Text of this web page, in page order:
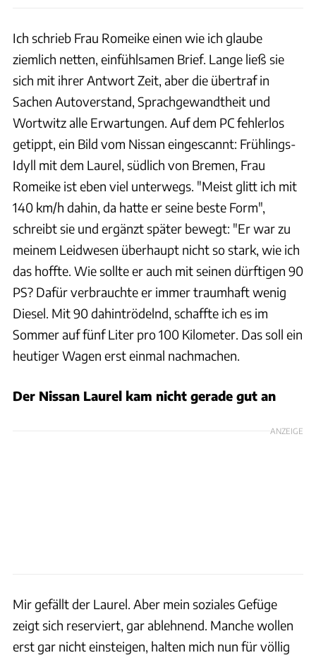
Ich schrieb Frau Romeike einen wie ich glaube
ziemlich netten, einfühlsamen Brief. Lange ließ sie
sich mit ihrer Antwort Zeit, aber die übertraf in
Sachen Autoverstand, Sprachgewandtheit und
Wortwitz alle Erwartungen. Auf dem PC fehlerlos
getippt, ein Bild vom Nissan eingescannt: Frühlings-
Idyll mit dem Laurel, südlich von Bremen, Frau
Romeike ist eben viel unterwegs. "Meist glitt ich mit
140 km/h dahin, da hatte er seine beste Form",
schreibt sie und ergänzt später bewegt: "Er war zu
meinem Leidwesen überhaupt nicht so stark, wie ich
das hoffte. Wie sollte er auch mit seinen dürftigen 90
PS? Dafür verbrauchte er immer traumhaft wenig
Diesel. Mit 90 dahintrödelnd, schaffte ich es im
Sommer auf fünf Liter pro 100 Kilometer. Das soll ein
heutiger Wagen erst einmal nachmachen.
Der Nissan Laurel kam nicht gerade gut an
ANZEIGE
Mir gefällt der Laurel. Aber mein soziales Gefüge
zeigt sich reserviert, gar ablehnend. Manche wollen
erst gar nicht einsteigen, halten mich nun für völlig